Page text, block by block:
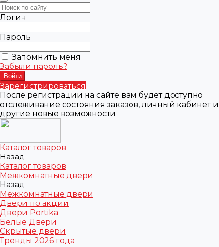
Логин
Пароль
Запомнить меня
Забыли пароль?
Зарегистрироваться
После регистрации на сайте вам будет доступно
отслеживание состояния заказов, личный кабинет и
другие новые возможности
Каталог товаров
Назад
Каталог товаров
Межкомнатные двери
Назад
Межкомнатные двери
Двери по акции
Двери Portika
Белые Двери
Скрытые двери
Тренды 2026 года